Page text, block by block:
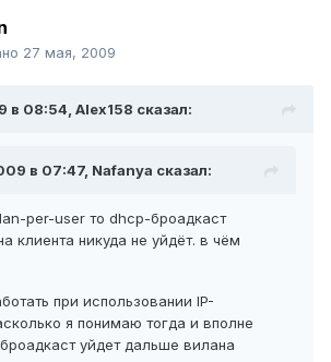
27 мая, 2009
в 08:54, Alex158 сказал:
в 07:47, Nafanya сказал:
per-user то dhcp-броадкаст
клиента никуда не уйдёт. в чём
при использовании IP-
я понимаю тогда и вполне
уйдет дальше вилана